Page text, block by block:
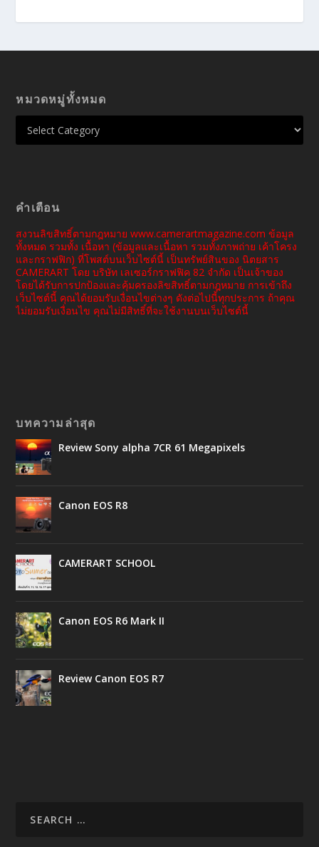
หมวดหมู่ทั้งหมด
คำเตือน
สงวนลิขสิทธิ์ตามกฎหมาย www.camerartmagazine.com ข้อมูล
ทั้งหมด รวมทั้ง เนื้อหา (ข้อมูลและเนื้อหา รวมทั้งภาพถ่าย เค้าโครง
และกราฟฟิก) ที่โพสต์บนเว็บไซต์นี้ เป็นทรัพย์สินของ นิตยสาร
CAMERART โดย บริษัท เลเซอร์กราฟฟิค 82 จำกัด เป็นเจ้าของ
โดยได้รับการปกป้องและคุ้มครองลิขสิทธิ์ตามกฎหมาย การเข้าถึง
เว็บไซต์นี้ คุณได้ยอมรับเงื่อนไขต่างๆ ดังต่อไปนี้ทุกประการ ถ้าคุณ
ไม่ยอมรับเงื่อนไข คุณไม่มีสิทธิ์ที่จะใช้งานบนเว็บไซต์นี้
บทความล่าสุด
Review Sony alpha 7CR 61 Megapixels
Canon EOS R8
CAMERART SCHOOL
Canon EOS R6 Mark II
Review Canon EOS R7